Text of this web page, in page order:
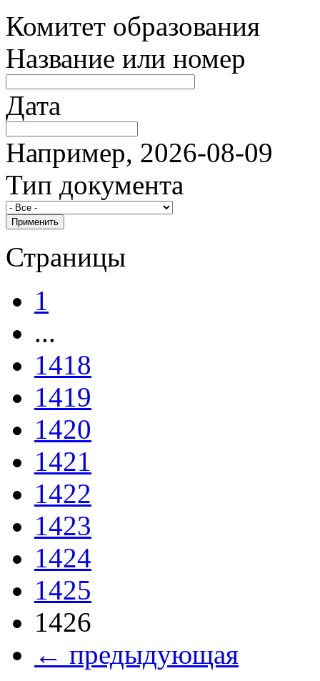
Комитет образования
Название или номер
Дата
Например, 2026-08-09
Тип документа
Страницы
1
...
1418
1419
1420
1421
1422
1423
1424
1425
1426
← предыдующая